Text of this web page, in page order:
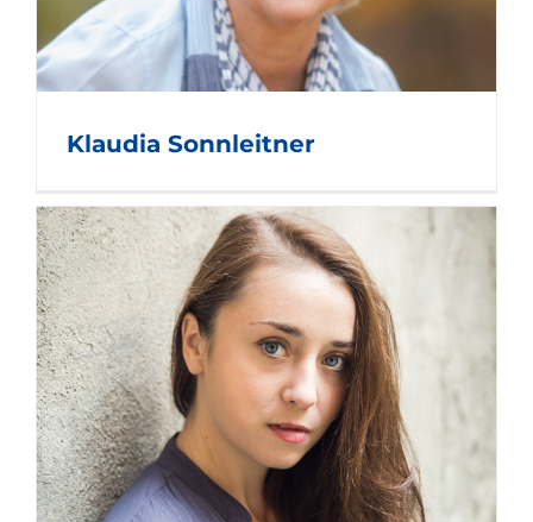
Klaudia Sonnleitner